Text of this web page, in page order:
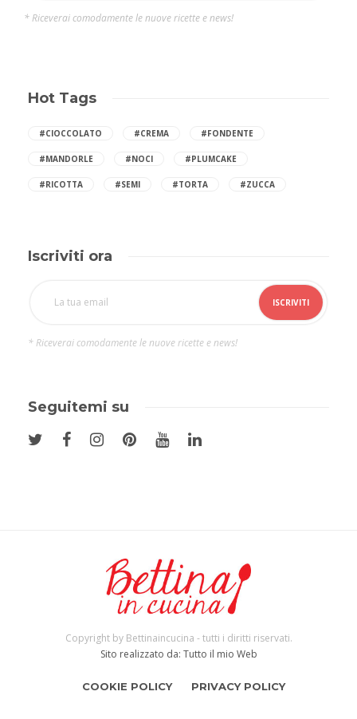
* Riceverai comodamente le nuove ricette e news!
Hot Tags
#CIOCCOLATO #CREMA #FONDENTE
#MANDORLE #NOCI #PLUMCAKE
#RICOTTA #SEMI #TORTA #ZUCCA
Iscriviti ora
* Riceverai comodamente le nuove ricette e news!
Seguitemi su
Copyright by Bettinaincucina - tutti i diritti riservati.
Sito realizzato da: Tutto il mio Web
COOKIE POLICY PRIVACY POLICY